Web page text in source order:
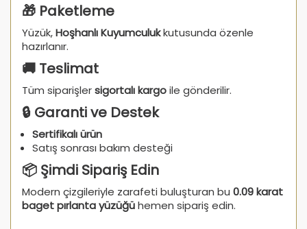
🎁 Paketleme
Yüzük,Hoşhanlı Kuyumculukkutusunda özenle
hazırlanır.
🚚 Teslimat
Tüm siparişlersigortalı kargoile gönderilir.
🔒 Garanti ve Destek
Sertifikalı ürün
Satış sonrası bakım desteği
📦 Şimdi Sipariş Edin
Modern çizgileriyle zarafeti buluşturan bu 0.09 karat
baget pırlanta yüzüğühemen sipariş edin.